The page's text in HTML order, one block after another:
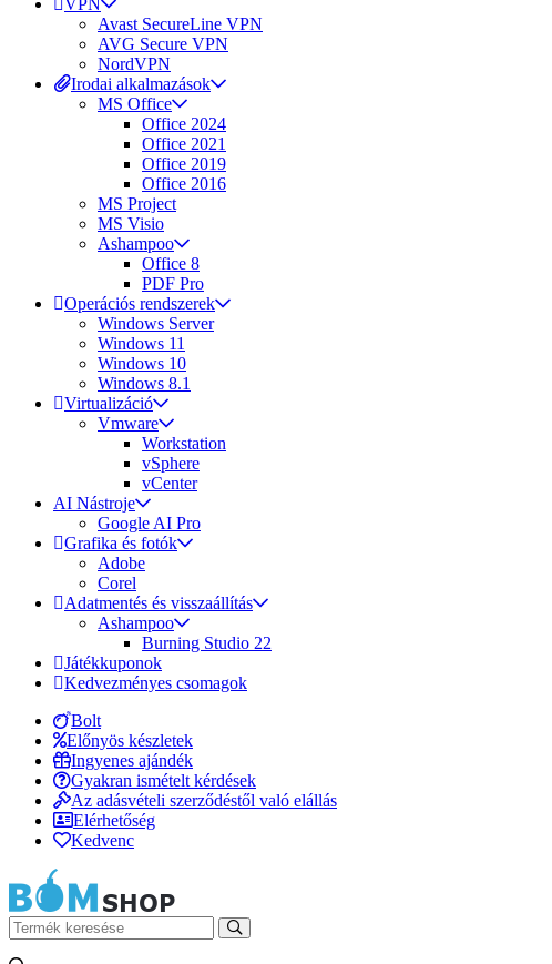
VPN
Avast SecureLine VPN
AVG Secure VPN
NordVPN
Irodai alkalmazások
MS Office
Office 2024
Office 2021
Office 2019
Office 2016
MS Project
MS Visio
Ashampoo
Office 8
PDF Pro
Operációs rendszerek
Windows Server
Windows 11
Windows 10
Windows 8.1
Virtualizáció
Vmware
Workstation
vSphere
vCenter
AI Nástroje
Google AI Pro
Grafika és fotók
Adobe
Corel
Adatmentés és visszaállítás
Ashampoo
Burning Studio 22
Játékkuponok
Kedvezményes csomagok
Bolt
Előnyös készletek
Ingyenes ajándék
Gyakran ismételt kérdések
Az adásvételi szerződéstől való elállás
Elérhetőség
Kedvenc